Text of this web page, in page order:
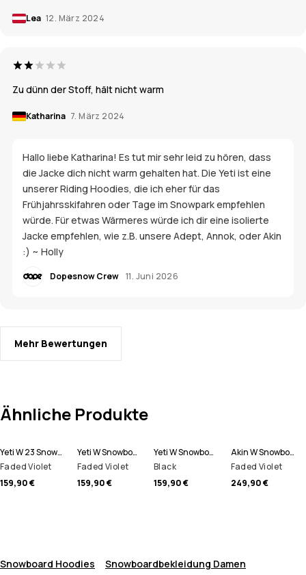
Lea 12. März 2024
Zu dünn der Stoff, hält nicht warm
Katharina 7. März 2024
Hallo liebe Katharina! Es tut mir sehr leid zu hören, dass
die Jacke dich nicht warm gehalten hat. Die Yeti ist eine
unserer Riding Hoodies, die ich eher für das
Frühjahrsskifahren oder Tage im Snowpark empfehlen
würde. Für etwas Wärmeres würde ich dir eine isolierte
Jacke empfehlen, wie z.B. unsere Adept, Annok, oder Akin
:) ~ Holly
Dopesnow Crew 11. Juni 2026
Mehr Bewertungen
Ähnliche Produkte
Yeti W 23 Snowboardjacke Damen
Faded Violet
159,90 €
Yeti W Snowboardjacke Damen
Faded Violet
159,90 €
Yeti W Snowboardjacke Damen
Black
159,90 €
Akin W Snowboardjacke Damen
Faded Violet
249,90 €
Snowboard Hoodies
Snowboardbekleidung Damen